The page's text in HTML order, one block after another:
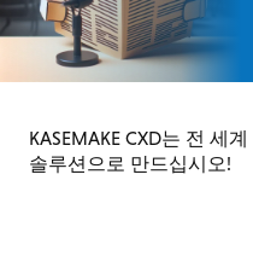
KASEMAKE CXD는 전 세
솔루션으로 만드십시오!